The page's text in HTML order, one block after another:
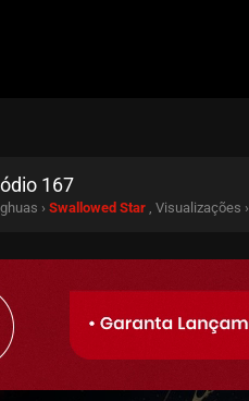
167
› Swallowed Star , Visualizações ›